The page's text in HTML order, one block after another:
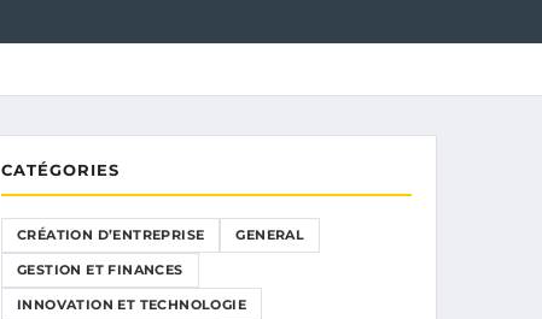
CATÉGORIES
CRÉATION D’ENTREPRISE GENERAL
GESTION ET FINANCES
INNOVATION ET TECHNOLOGIE